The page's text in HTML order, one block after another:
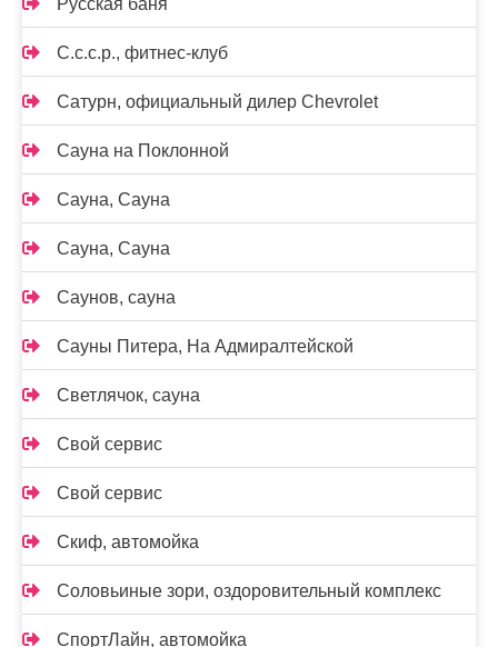
Русская баня
С.с.с.р., фитнес-клуб
Сатурн, официальный дилер Chevrolet
Сауна на Поклонной
Сауна, Сауна
Сауна, Сауна
Саунов, сауна
Сауны Питера, На Адмиралтейской
Светлячок, сауна
Свой сервис
Свой сервис
Скиф, автомойка
Соловьиные зори, оздоровительный комплекс
СпортЛайн, автомойка